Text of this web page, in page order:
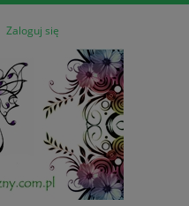
Zaloguj się